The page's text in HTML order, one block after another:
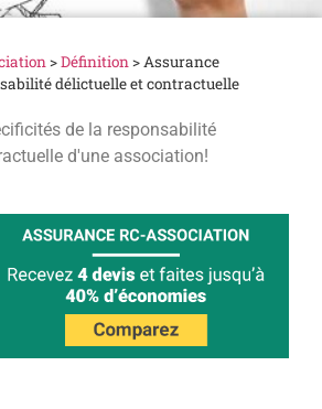
>Définition>Assurance
délictuelle et contractuelle
de la responsabilité
d'une association!